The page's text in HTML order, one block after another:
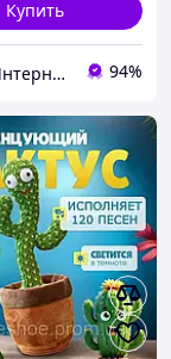
Купить
Konik | Интернет-магазин 94%